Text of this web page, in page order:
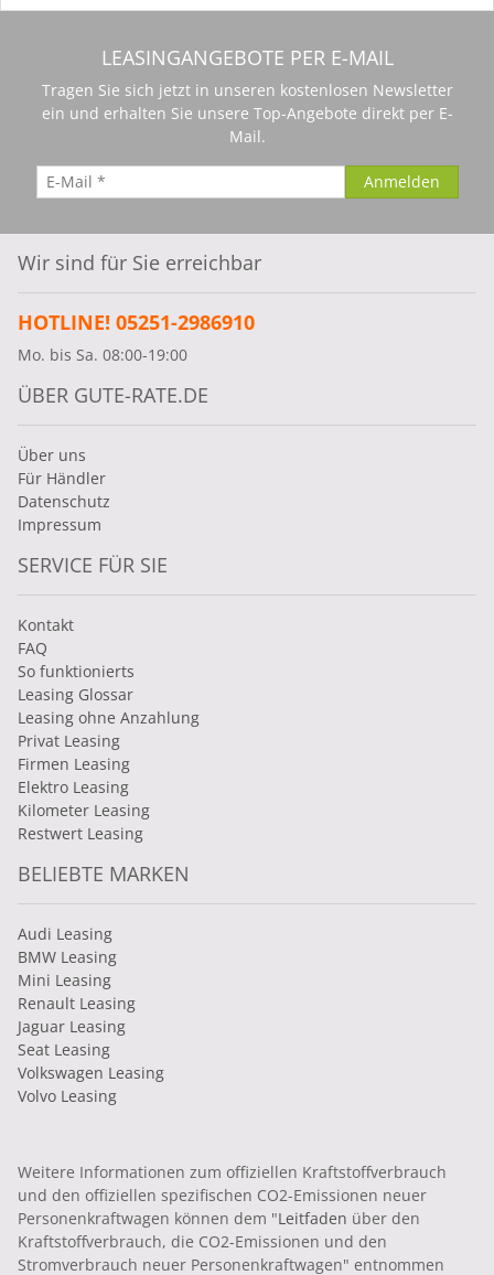
LEASINGANGEBOTE PER E-MAIL
Tragen Sie sich jetzt in unseren kostenlosen Newsletter
ein und erhalten Sie unsere Top-Angebote direkt per E-
Mail.
Wir sind für Sie erreichbar
HOTLINE! 05251-2986910
Mo. bis Sa. 08:00-19:00
ÜBER GUTE-RATE.DE
Über uns
Für Händler
Datenschutz
Impressum
SERVICE FÜR SIE
Kontakt
FAQ
So funktionierts
Leasing Glossar
Leasing ohne Anzahlung
Privat Leasing
Firmen Leasing
Elektro Leasing
Kilometer Leasing
Restwert Leasing
BELIEBTE MARKEN
Audi Leasing
BMW Leasing
Mini Leasing
Renault Leasing
Jaguar Leasing
Seat Leasing
Volkswagen Leasing
Volvo Leasing
Weitere Informationen zum offiziellen Kraftstoffverbrauch
und den offiziellen spezifischen CO2-Emissionen neuer
Personenkraftwagen können dem "Leitfaden über den
Kraftstoffverbrauch, die CO2-Emissionen und den
Stromverbrauch neuer Personenkraftwagen" entnommen